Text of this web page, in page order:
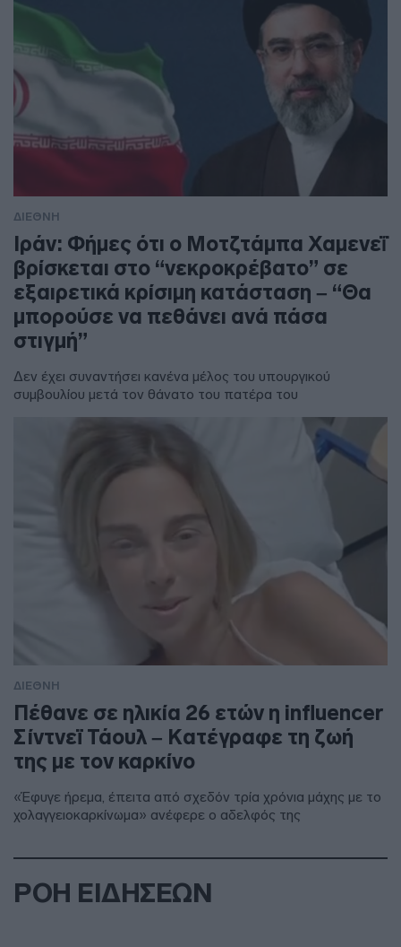
ΔΙΕΘΝΗ
Ιράν: Φήμες ότι ο Μοτζτάμπα Χαμενεΐ
βρίσκεται στο “νεκροκρέβατο” σε
εξαιρετικά κρίσιμη κατάσταση – “Θα
μπορούσε να πεθάνει ανά πάσα
στιγμή”
Δεν έχει συναντήσει κανένα μέλος του υπουργικού
συμβουλίου μετά τον θάνατο του πατέρα του
ΔΙΕΘΝΗ
Πέθανε σε ηλικία 26 ετών η influencer
Σίντνεϊ Τάουλ – Kατέγραφε τη ζωή
της με τον καρκίνο
«Έφυγε ήρεμα, έπειτα από σχεδόν τρία χρόνια μάχης με το
χολαγγειοκαρκίνωμα» ανέφερε ο αδελφός της
ΡΟΗ ΕΙΔΗΣΕΩΝ